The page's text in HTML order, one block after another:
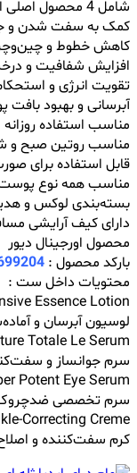
شامل 4 محصول اصلی از لاین Capture Totale
کمک به سفت شدن و
کاهش خطوط و
افزایش شفافیت و
تقویت انرژی و
آبرسانی و بهبود
مناسب استفاده روزانه
مناسب روتین صبح
قابل استفاده برای
مناسب همه نوع
بسته‌بندی لوکس و
دارای کیف آرایشی
محصول اورجینال دیور
بارکد محصول :
محتویات داخل ست :
Essence Lotion
لوسیون آبرسان و آماده‌ساز
Totale Le Serum
سرم جوانساز و سفت‌کننده
Potent Eye Serum
سرم تخصصی ضدچروک و
Correcting Creme
کرم سفت‌کننده و